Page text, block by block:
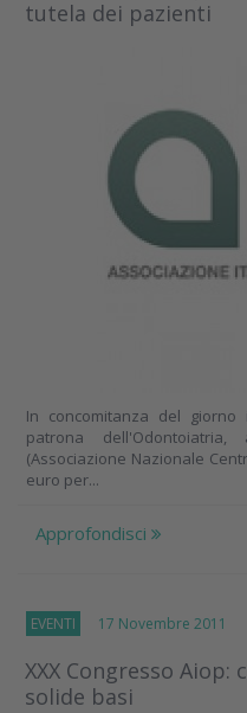
tutela dei pazienti
In concomitanza del
patrona dell'Odontoiatria,
(Associazione Nazionale
euro per...
Approfondisci
EVENTI 17 Novembre 2011
XXX Congresso
solide basi